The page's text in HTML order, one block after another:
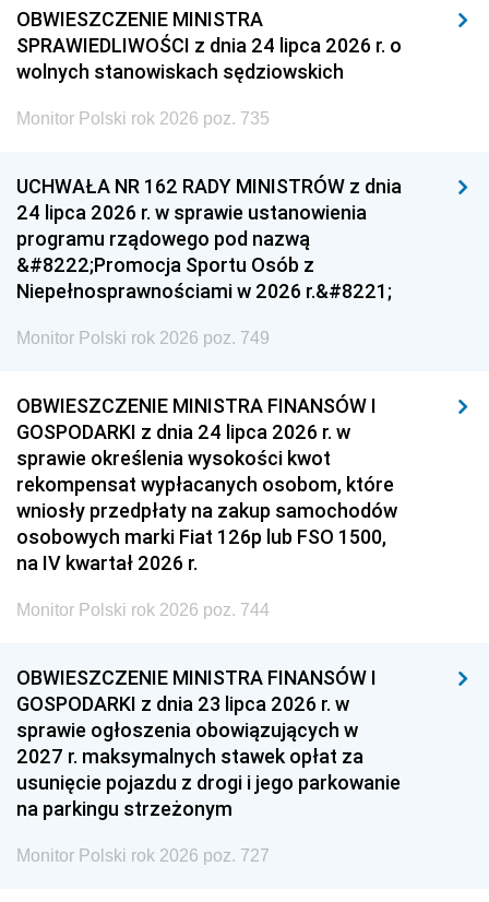
OBWIESZCZENIE MINISTRA
SPRAWIEDLIWOŚCI z dnia 24 lipca 2026 r. o
wolnych stanowiskach sędziowskich
Monitor Polski rok 2026 poz. 735
UCHWAŁA NR 162 RADY MINISTRÓW z dnia
24 lipca 2026 r. w sprawie ustanowienia
programu rządowego pod nazwą
&#8222;Promocja Sportu Osób z
Niepełnosprawnościami w 2026 r.&#8221;
Monitor Polski rok 2026 poz. 749
OBWIESZCZENIE MINISTRA FINANSÓW I
GOSPODARKI z dnia 24 lipca 2026 r. w
sprawie określenia wysokości kwot
rekompensat wypłacanych osobom, które
wniosły przedpłaty na zakup samochodów
osobowych marki Fiat 126p lub FSO 1500,
na IV kwartał 2026 r.
Monitor Polski rok 2026 poz. 744
OBWIESZCZENIE MINISTRA FINANSÓW I
GOSPODARKI z dnia 23 lipca 2026 r. w
sprawie ogłoszenia obowiązujących w
2027 r. maksymalnych stawek opłat za
usunięcie pojazdu z drogi i jego parkowanie
na parkingu strzeżonym
Monitor Polski rok 2026 poz. 727